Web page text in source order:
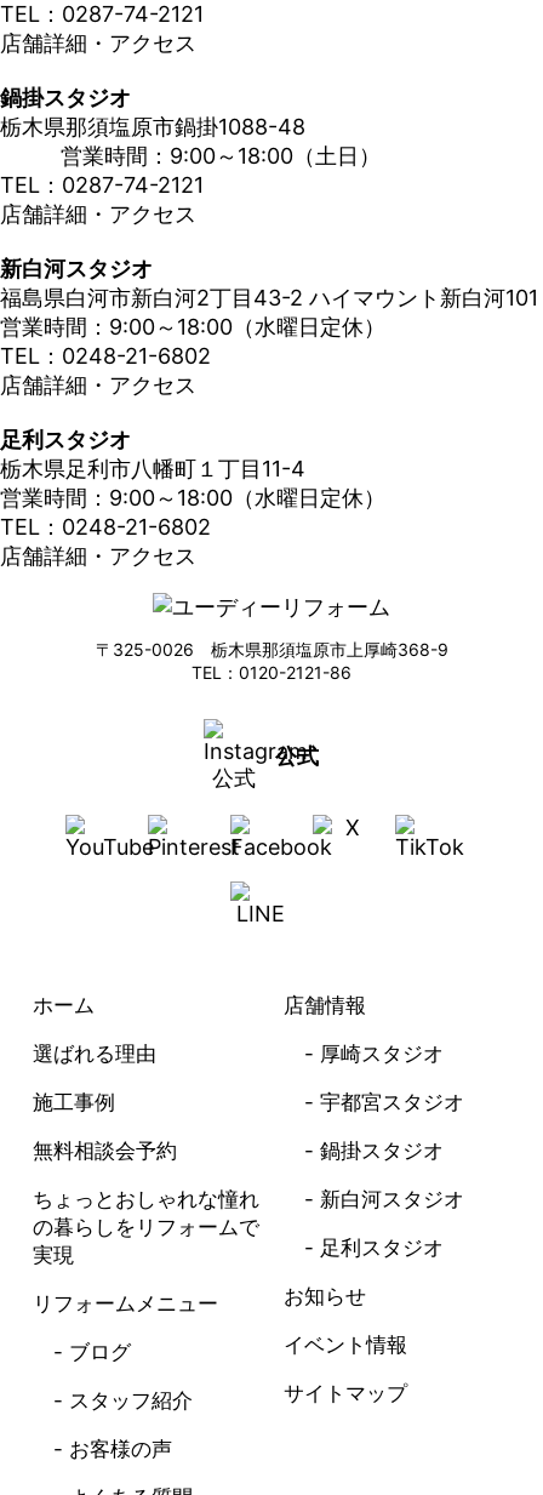
TEL：0287-74-2121
店舗詳細・アクセス
鍋掛スタジオ
栃木県那須塩原市鍋掛1088-48
営業時間：9:00～18:00（土日）
TEL：0287-74-2121
店舗詳細・アクセス
新白河スタジオ
福島県白河市新白河2丁目43-2 ハイマウント新白河101
営業時間：9:00～18:00（水曜日定休）
TEL：0248-21-6802
店舗詳細・アクセス
足利スタジオ
栃木県足利市八幡町１丁目11-4
営業時間：9:00～18:00（水曜日定休）
TEL：0248-21-6802
店舗詳細・アクセス
〒325-0026 栃木県那須塩原市上厚崎368-9
TEL：0120-2121-86
公式
ホーム
選ばれる理由
施工事例
無料相談会予約
ちょっとおしゃれな憧れ
の暮らしを リフォームで
実現
リフォームメニュー
ブログ
スタッフ紹介
お客様の声
店舗情報
厚崎スタジオ
宇都宮スタジオ
鍋掛スタジオ
新白河スタジオ
足利スタジオ
お知らせ
イベント情報
サイトマップ